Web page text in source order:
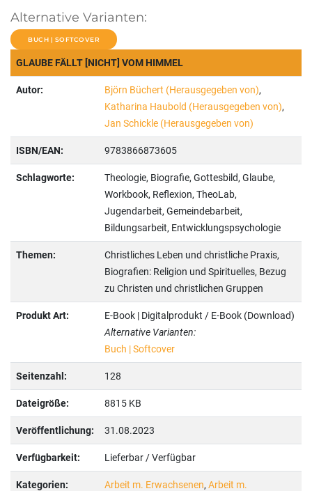
Alternative Varianten:
BUCH | SOFTCOVER
GLAUBE FÄLLT [NICHT] VOM HIMMEL
Autor: Björn Büchert (Herausgegeben von),
Katharina Haubold (Herausgegeben von),
Jan Schickle (Herausgegeben von)
ISBN/EAN: 9783866873605
Schlagworte:
Theologie, Biografie, Gottesbild, Glaube,
Workbook, Reflexion, TheoLab,
Jugendarbeit, Gemeindebarbeit,
Bildungsarbeit, Entwicklungspsychologie
Themen:
Christliches Leben und christliche Praxis,
Biografien: Religion und Spirituelles, Bezug
zu Christen und christlichen Gruppen
Produkt Art:
E-Book | Digitalprodukt / E-Book (Download)
Alternative Varianten:
Buch | Softcover
Seitenzahl: 128
Dateigröße: 8815 KB
Veröffentlichung: 31.08.2023
Verfügbarkeit: Lieferbar / Verfügbar
Kategorien: Arbeit m. Erwachsenen, Arbeit m.